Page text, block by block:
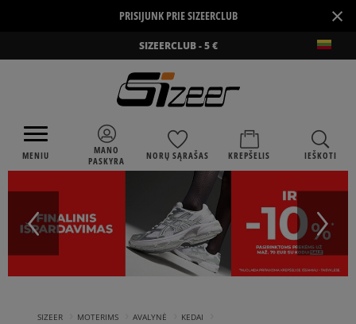
PRISIJUNK PRIE SIZEERCLUB ×
SIZEERCLUB - 5 €
MENIU
MANO
PASKYRA
NORŲ SĄRAŠAS KREPŠELIS IEŠKOTI
SIZEER MOTERIMS AVALYNĖ KEDAI